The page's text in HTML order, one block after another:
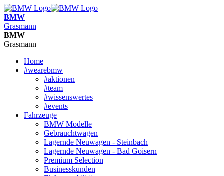
BMW
Grasmann
BMW
Grasmann
Home
#wearebmw
#aktionen
#team
#wissenswertes
#events
Fahrzeuge
BMW Modelle
Gebrauchtwagen
Lagernde Neuwagen - Steinbach
Lagernde Neuwagen - Bad Goisern
Premium Selection
Businesskunden